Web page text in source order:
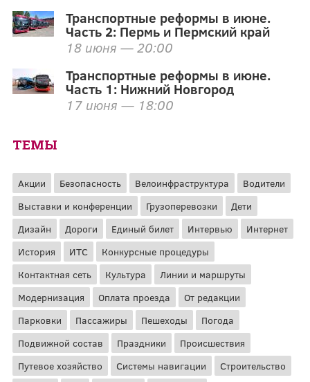
Транспортные реформы в июне.
Часть 2: Пермь и Пермский край
18 июня — 20:00
Транспортные реформы в июне.
Часть 1: Нижний Новгород
17 июня — 18:00
ТЕМЫ
Акции Безопасность Велоинфраструктура
Водители
Выставки и конференции
Грузоперевозки
Дети
Дизайн
Дороги Единый билет Интервью
Интернет
История
ИТС
Конкурсные процедуры
Контактная сеть
Культура
Линии и маршруты
Модернизация
Оплата проезда
От редакции
Парковки
Пассажиры Пешеходы
Погода
Подвижной состав
Праздники
Происшествия
Путевое хозяйство
Системы навигации Строительство